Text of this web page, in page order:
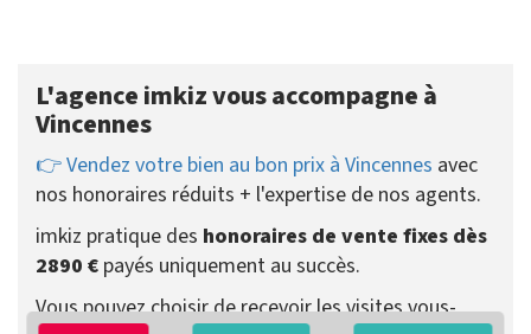
L'agence imkiz vous accompagne à
Vincennes
👉 Vendez votre bien au bon prix à Vincennes avec
nos honoraires réduits + l'expertise de nos agents.
imkiz pratique des honoraires de vente fixes dès
2890 € payés uniquement au succès.
Vous pouvez choisir de recevoir les visites vous-